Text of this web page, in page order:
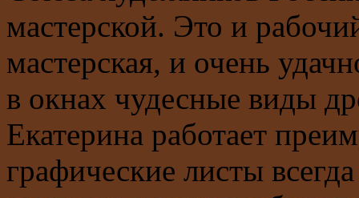
мастерской. Это и
мастерская, и очень
в окнах чудесные виды
Екатерина работает
графические листы